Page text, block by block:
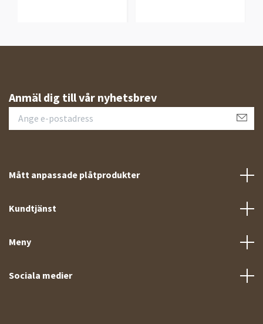
Anmäl dig till vår nyhetsbrev
Mått anpassade plåtprodukter
Kundtjänst
Meny
Sociala medier